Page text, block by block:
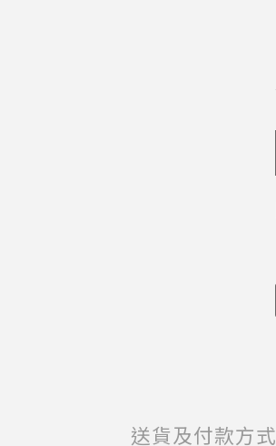
送貨及付款方式